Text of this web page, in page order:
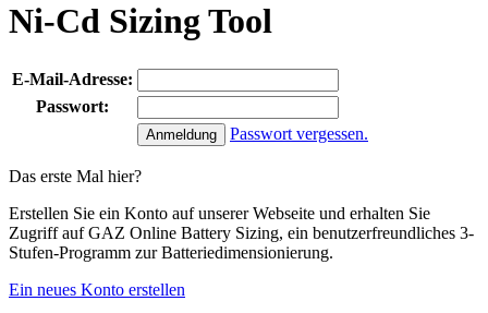
Ni-Cd Sizing Tool
E-Mail-Adresse:
Passwort:
Passwort vergessen.
Das erste Mal hier?
Erstellen Sie ein Konto auf unserer Webseite und erhalten Sie
Zugriff auf GAZ Online Battery Sizing, ein benutzerfreundliches 3-
Stufen-Programm zur Batteriedimensionierung.
Ein neues Konto erstellen